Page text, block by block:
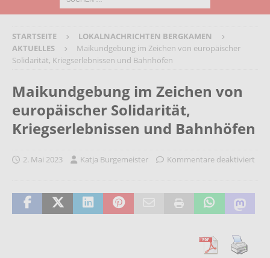
STARTSEITE
LOKALNACHRICHTEN BERGKAMEN
AKTUELLES
Maikundgebung im Zeichen von europäischer
Solidarität, Kriegserlebnissen und Bahnhöfen
Maikundgebung im Zeichen von
europäischer Solidarität,
Kriegserlebnissen und Bahnhöfen
2. Mai 2023 Katja Burgemeister Kommentare deaktiviert